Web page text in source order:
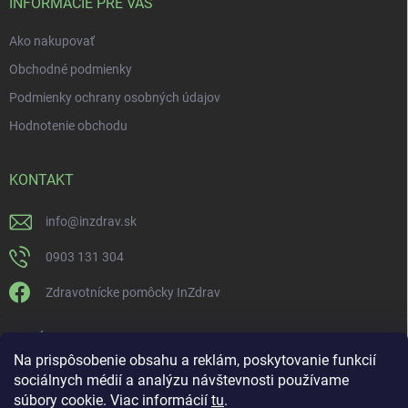
Na prispôsobenie obsahu a reklám, poskytovanie funkcií
sociálnych médií a analýzu návštevnosti používame
súbory cookie. Viac informácií tu.
Ako nakupovať
Obchodné podmienky
Podmienky ochrany osobných údajov
Hodnotenie obchodu
KONTAKT
info@inzdrav.sk
0903 131 304
Zdravotnícke pomôcky InZdrav